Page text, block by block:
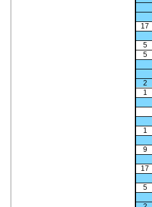
17
5
5
2
1
1
9
17
5